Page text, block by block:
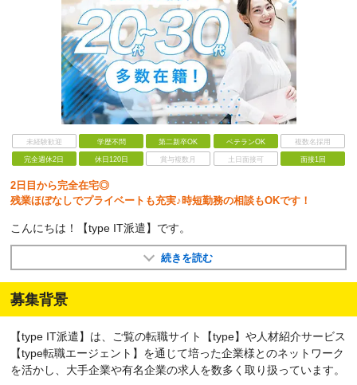
未経験歓迎 学歴不問 第二新卒OK ベテランOK 複数名採用
完全週休2日 休日120日 賞与複数月 土日面接可 面接1回
2日目から完全在宅◎
残業ほぼなしでプライベートも充実♪時短勤務の相談もOKです！
こんにちは！【type IT派遣】です。
続きを読む
募集背景
【type IT派遣】は、ご覧の転職サイト【type】や人材紹介サービス
【type転職エージェント】を通じて培った企業様とのネットワーク
を活かし、大手企業や有名企業の求人を数多く取り扱っています。